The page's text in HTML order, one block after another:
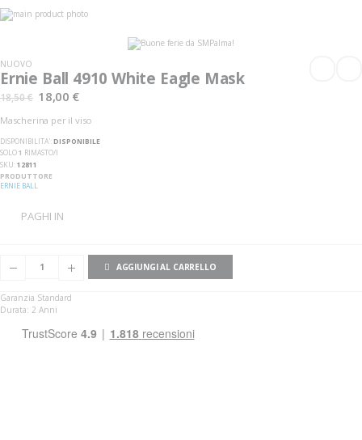
Vai
alla
galleria
di
immagini
galleria
di
immagini
NUOVO
Ernie Ball 4910 White Eagle Mask
18,50 € 18,00 €
Mascherina per il viso
DISPONIBILITA':DISPONIBILE
SOLO1 RIMASTO/I
SKU 12811
PRODUTTORE
ERNIE BALL
PAGHI IN
AGGIUNGI AL CARRELLO
Garanzia Standard
Durata: 2 Anni